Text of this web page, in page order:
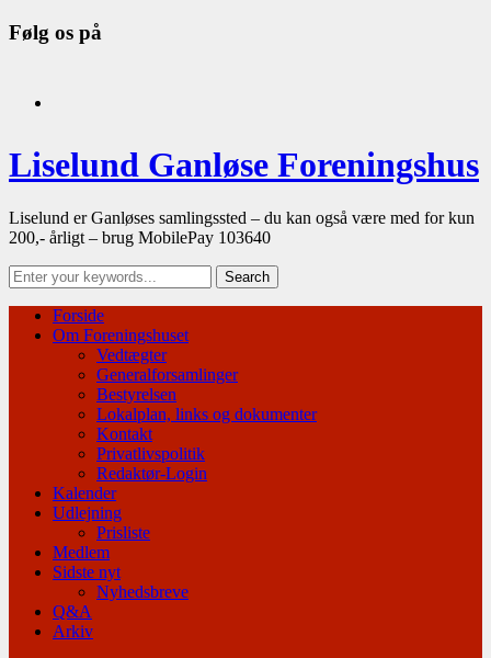
Følg os på
Liselund Ganløse Foreningshus
Liselund er Ganløses samlingssted – du kan også være med for kun
200,- årligt – brug MobilePay 103640
Forside
Om Foreningshuset
Vedtægter
Generalforsamlinger
Bestyrelsen
Lokalplan, links og dokumenter
Kontakt
Privatlivspolitik
Redaktør-Login
Kalender
Udlejning
Prisliste
Medlem
Sidste nyt
Nyhedsbreve
Q&A
Arkiv